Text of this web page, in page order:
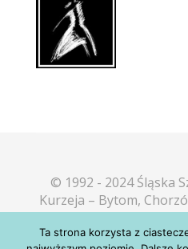
© 1992 - 2024 Śląska
Kurzeja – Bytom,
Katowice, Mikołów,
Tarnowskie
Ta strona korzysta z